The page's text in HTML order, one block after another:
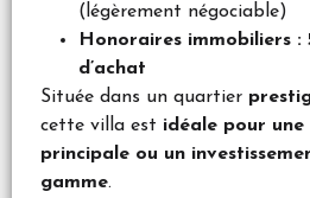
(légèrement négociable)
Honoraires immobiliers :
d’achat
Située dans un quartier
cette villa est idéale pour une
principale ou un
gamme.